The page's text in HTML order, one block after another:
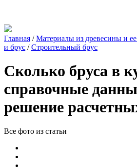
Главная /Материалы из древесины и
и брус /Строительный брус
Сколько бруса в
справочные
решение
Все фото из статьи